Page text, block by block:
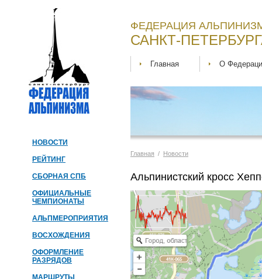
НОВОСТИ
РЕЙТИНГ
СБОРНАЯ СПБ
ОФИЦИАЛЬНЫЕ
ЧЕМПИОНАТЫ
АЛЬПМЕРОПРИЯТИЯ
ВОСХОЖДЕНИЯ
ОФОРМЛЕНИЕ
РАЗРЯДОВ
МАРШРУТЫ
ФЕДЕРАЦИЯ
САНКТ-
Главная О
Главная / Новости
Альпинистский кросс